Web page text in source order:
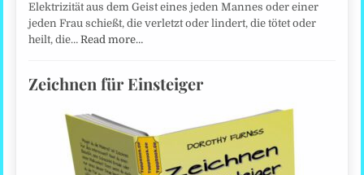
Elektrizität aus dem Geist eines jeden Mannes oder einer
jeden Frau schießt, die verletzt oder lindert, die tötet oder
heilt, die…Read more…
Zeichnen für Einsteiger